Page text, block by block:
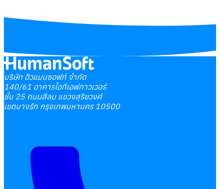
บริษัท ฮิวแมนซอฟท์ จำกัด
140/61 อาคารไอทีเอฟทาวเวอร์
ชั้น 25 ถนนสีลม แขวงสุริยวงศ์
เขตบางรัก กรุงเทพมหานคร 10500